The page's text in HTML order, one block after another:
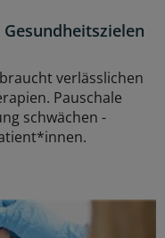
verlässlichen
Pauschale
schwächen -